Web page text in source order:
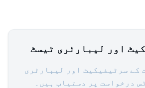
اور لیبارٹری ٹیسٹ
کے سرٹیفیکیٹ اور لیبارٹری
درخواست پر دستیاب ہیں۔